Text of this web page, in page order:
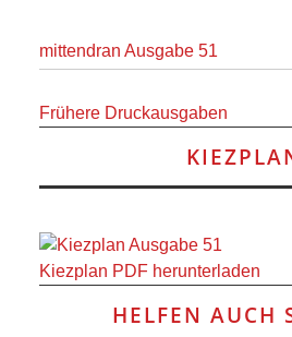
BAUEN
WOHNEN
SPORT
UND
FREIZEIT
mittendran Ausgabe 51
Frühere Druckausgaben
Kiezplan PDF herunterladen
HELFEN AUCH